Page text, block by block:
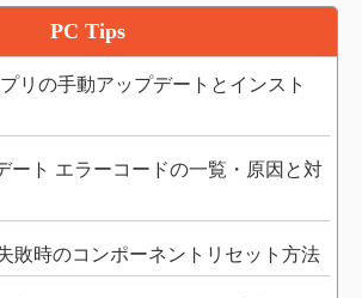
PC Tips
リの手動アップデートとインスト
ート エラーコードの一覧・原因と対
敗時のコンポーネントリセット方法